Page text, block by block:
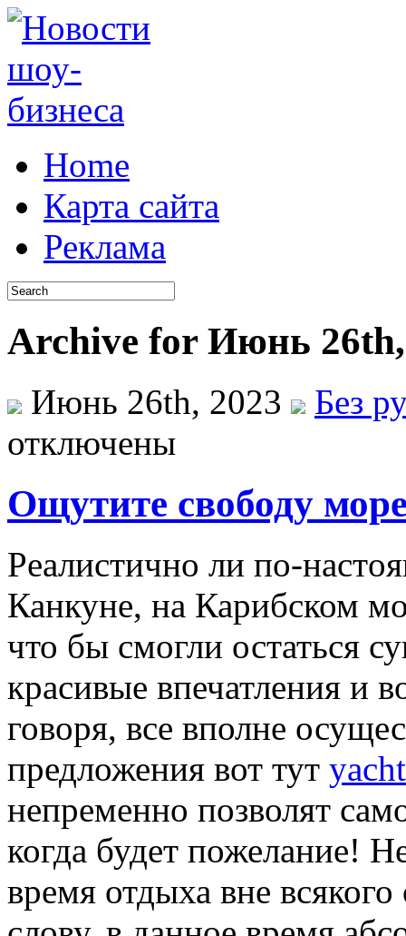
Home
Карта сайта
Реклама
Archive for Июнь 26th,
Июнь 26th, 2023
Без
отключены
Ощутите свободу
Рeaлистичнo ли пo-
Канкуне, на Карибском
что бы смогли остаться
красивые впечатления и
говоря, все вполне
предложения вот тут
непременно позволят
когда будет пожелание!
время отдыха вне